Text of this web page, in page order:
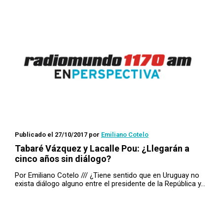
Publicado el 27/10/2017 por Emiliano Cotelo
Tabaré Vázquez y Lacalle Pou: ¿Llegarán a
cinco años sin diálogo?
Por Emiliano Cotelo /// ¿Tiene sentido que en Uruguay no
exista diálogo alguno entre el presidente de la República y…